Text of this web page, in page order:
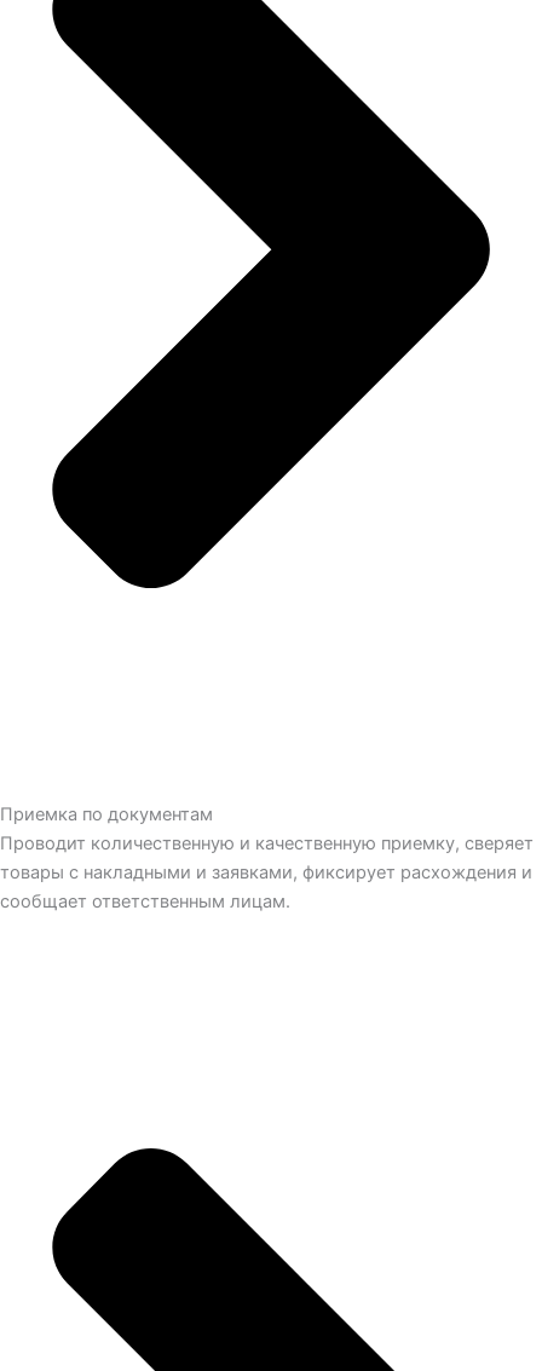
Приемка по документам
Проводит количественную и качественную приемку, сверяет
товары с накладными и заявками, фиксирует расхождения и
сообщает ответственным лицам.